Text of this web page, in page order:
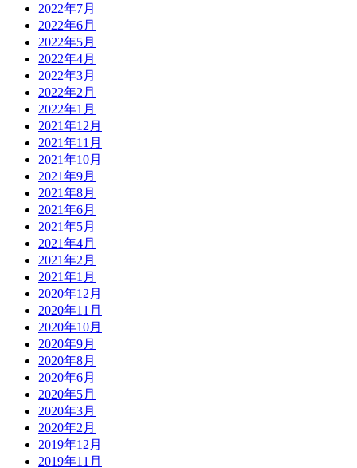
2022年7月
2022年6月
2022年5月
2022年4月
2022年3月
2022年2月
2022年1月
2021年12月
2021年11月
2021年10月
2021年9月
2021年8月
2021年6月
2021年5月
2021年4月
2021年2月
2021年1月
2020年12月
2020年11月
2020年10月
2020年9月
2020年8月
2020年6月
2020年5月
2020年3月
2020年2月
2019年12月
2019年11月